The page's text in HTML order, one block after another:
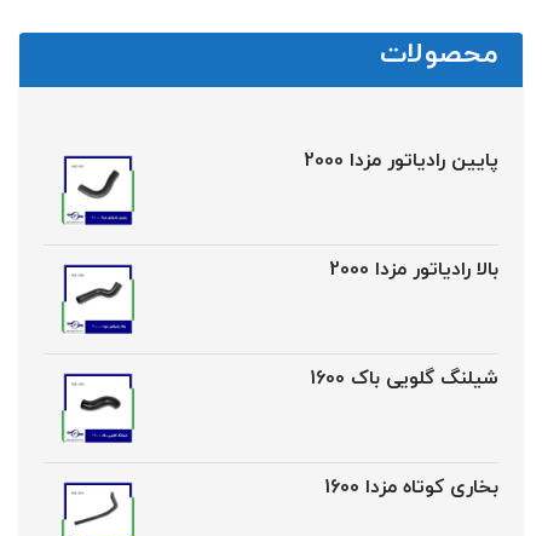
محصولات
پایین رادیاتور مزدا 2000
بالا رادیاتور مزدا 2000
شیلنگ گلویی باک 1600
بخاری کوتاه مزدا 1600